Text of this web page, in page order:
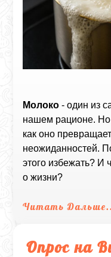
Молоко - один из
нашем рационе. Но
как оно
неожиданностей.
этого избежать? И
о жизни?
Читать
Опрос на